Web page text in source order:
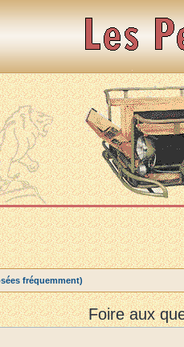
fréquemment)
Foire aux